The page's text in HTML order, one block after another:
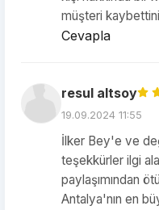
müşteri
Cevapla
resul altsoy
19.09.2024 11:55
İlker Bey'e ve
teşekkürler ilgi
paylaşımından
Antalya'nın en